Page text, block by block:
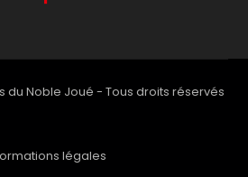
du Noble Joué - Tous droits réservés
légales